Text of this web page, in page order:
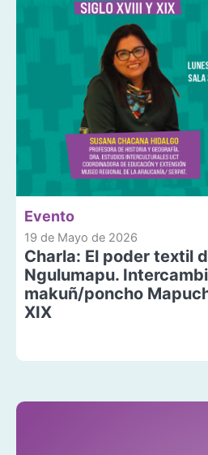
Evento
19 de Mayo de 2026
Charla: El poder textil
Ngulumapu.
makuñ/poncho
XIX